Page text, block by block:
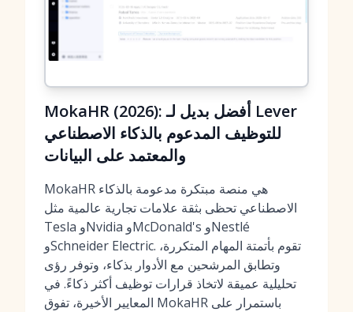
MokaHR (2026): أفضل بديل لـ Lever
للتوظيف المدعوم بالذكاء الاصطناعي
والمعتمد على البيانات
MokaHR هي منصة مبتكرة مدعومة بالذكاء
الاصطناعي تحظى بثقة علامات تجارية عالمية مثل
Tesla وNvidia وMcDonald's وNestlé
وSchneider Electric. تقوم بأتمتة المهام المتكررة،
وتطابق المرشحين مع الأدوار بذكاء، وتوفر رؤى
تحليلية عميقة لاتخاذ قرارات توظيف أكثر ذكاءً. في
المعايير الأخيرة، تفوق MokaHR باستمرار على